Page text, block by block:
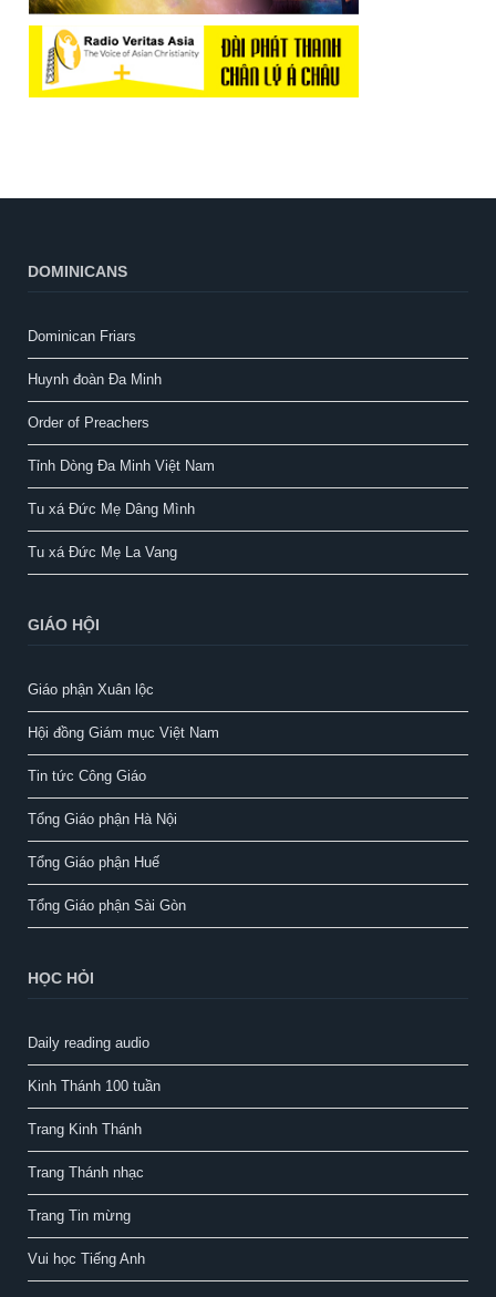
DOMINICANS
Dominican Friars
Huynh đoàn Đa Minh
Order of Preachers
Tỉnh Dòng Đa Minh Việt Nam
Tu xá Đức Mẹ Dâng Mình
Tu xá Đức Mẹ La Vang
GIÁO HỘI
Giáo phận Xuân lộc
Hội đồng Giám mục Việt Nam
Tin tức Công Giáo
Tổng Giáo phận Hà Nội
Tổng Giáo phận Huế
Tổng Giáo phận Sài Gòn
HỌC HỎI
Daily reading audio
Kinh Thánh 100 tuần
Trang Kinh Thánh
Trang Thánh nhạc
Trang Tin mừng
Vui học Tiếng Anh